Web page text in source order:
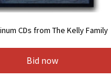
CDs from The Kelly Family
Bid now